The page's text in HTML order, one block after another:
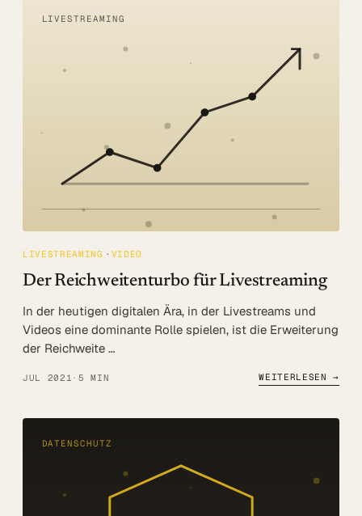
LIVESTREAMING
LIVESTREAMING VIDEO
Der Reichweitenturbo für Livestreaming
In der heutigen digitalen Ära, in der Livestreams und
Videos eine dominante Rolle spielen, ist die Erweiterung
der Reichweite …
JUL 2021 · 5 MIN WEITERLESEN →
DATENSCHUTZ